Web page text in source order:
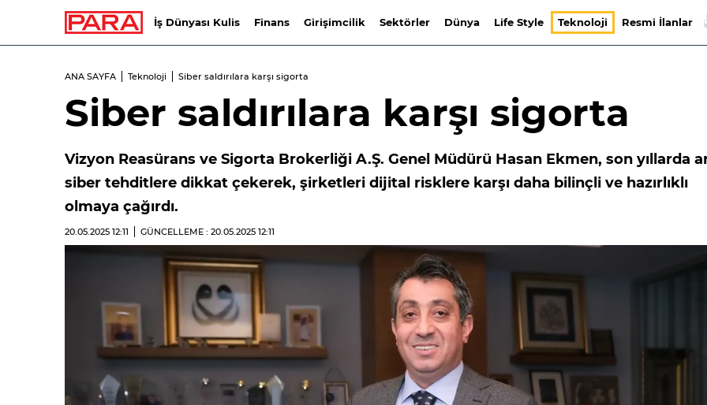
İş Dünyası Kulis Finans Girişimcilik Sektörler Dünya Life Style Teknoloji Resmi İlanlar
ANA SAYFA Teknoloji Siber saldırılara karşı sigorta
Siber saldırılara karşı sigorta
Vizyon Reasürans ve Sigorta Brokerliği A.Ş. Genel Müdürü Hasan Ekmen, son yıllarda
siber tehditlere dikkat çekerek, şirketleri dijital risklere karşı daha bilinçli ve hazırlıklı
olmaya çağırdı.
20.05.2025 12:11 GÜNCELLEME : 20.05.2025 12:11